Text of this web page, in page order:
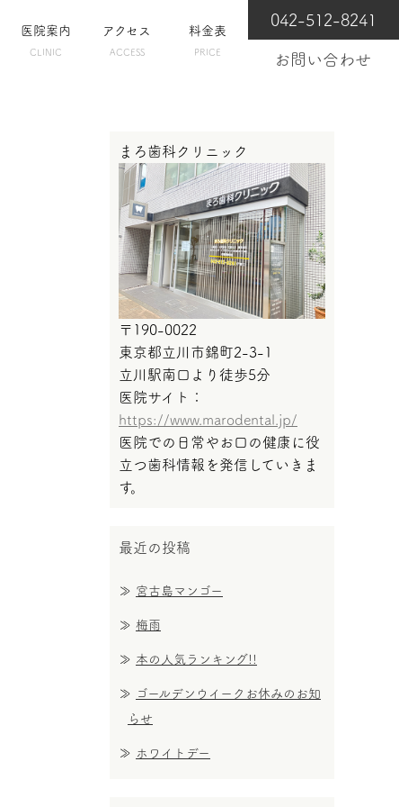
医院案内
CLINIC
アクセス
ACCESS
料金表
PRICE
042-512-8241
お問い合わせ
まろ歯科クリニック
〒190-0022
東京都立川市錦町2-3-1
立川駅南口より徒歩5分
医院サイト：
https://www.marodental.jp/
医院での日常やお口の健康に役
立つ歯科情報を発信していきま
す。
最近の投稿
宮古島マンゴー
梅雨
本の人気ランキング!!
ゴールデンウイークお休みのお知
らせ
ホワイトデー